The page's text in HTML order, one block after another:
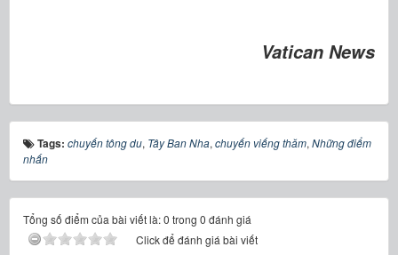
Vatican News
Tags: chuyến tông du, Tây Ban Nha, chuyến viếng thăm, Những điểm
nhấn
Tổng số điểm của bài viết là: 0 trong 0 đánh giá
Click để đánh giá bài viết